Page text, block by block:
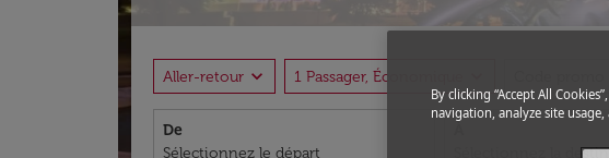
Aller-retour expand_more 1 Passager, Économique
De
By clicking “Accept All
navigation, analyze site